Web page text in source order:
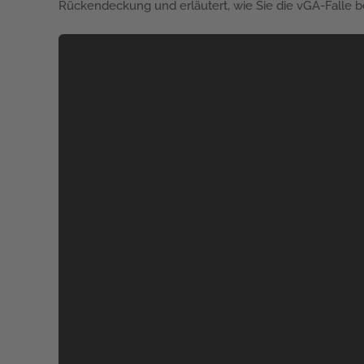
Rückendeckung und erläutert, wie Sie die vGA-Falle